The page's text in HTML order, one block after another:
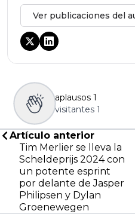
Ver publicaciones del
aplausos 1
visitantes 1
Artículo anterior
Tim Merlier se lleva la
Scheldeprijs 2024 con
un potente esprint
por delante de Jasper
Philipsen y Dylan
Groenewegen